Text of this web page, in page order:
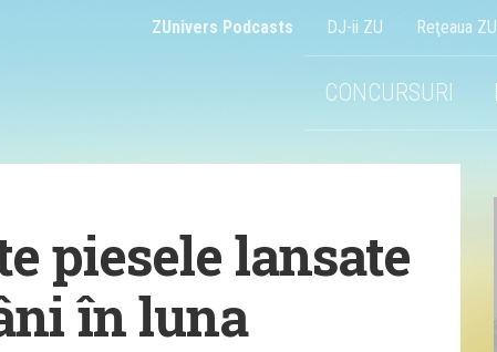
ZUnivers Podcasts DJ-ii ZU Reţeaua ZU
CONCURSURI
piesele lansate
în luna